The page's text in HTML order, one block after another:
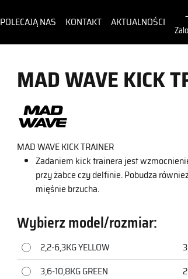
POLECAJĄ NAS KONTAKT AKTUALNOŚCI
MAD WAVE KICK
MAD WAVE KICK TRAINER
Zadaniem kick trainera jest
przy żabce czy delfinie. Pobudza
mięśnie brzucha.
Wybierz model/rozmiar:
2,2-6,3KG YELLOW 3
3,6-10,8KG GREEN 2